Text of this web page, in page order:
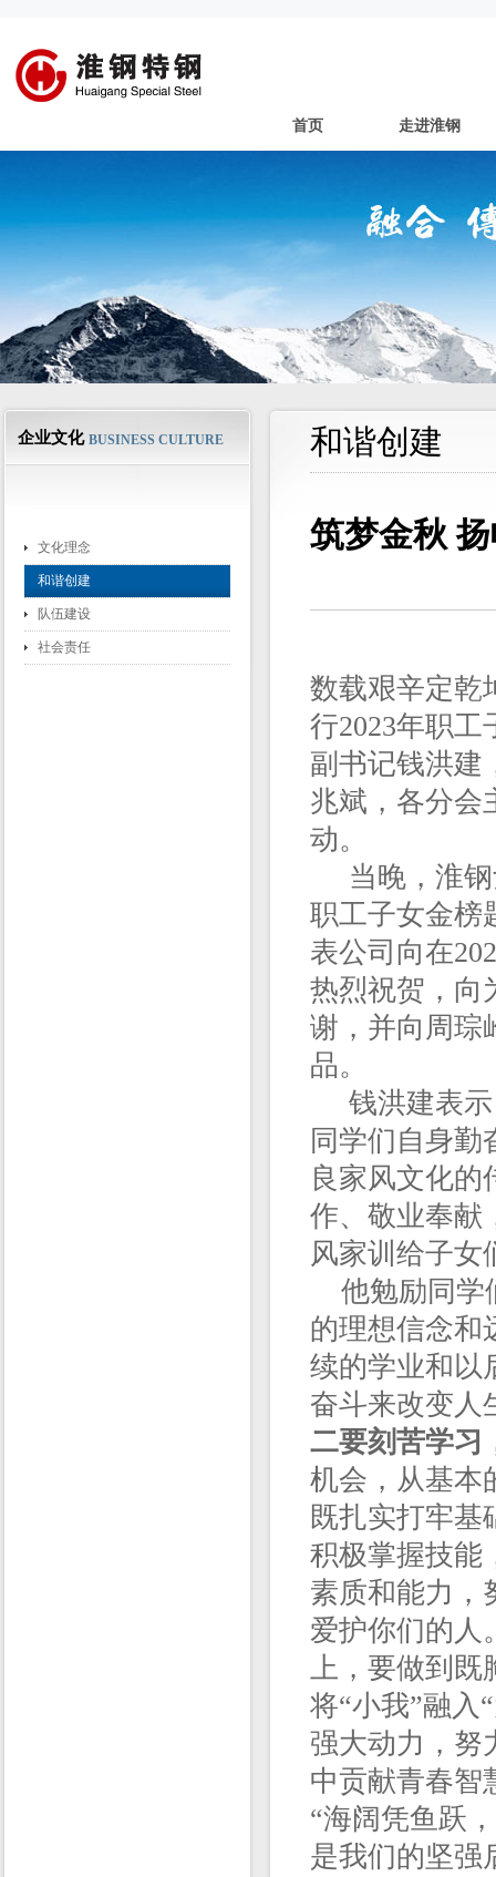
首页 走进淮钢
企业文化 BUSINESS CULTURE
文化理念
和谐创建
队伍建设
社会责任
和谐创建
筑梦金秋
数载艰辛定乾
行2023年职
副书记钱洪建
兆斌，各分会
动。
当晚，淮钢
职工子女金榜
表公司向在
热烈祝贺，向
谢，并向周琮
品。
钱洪建表示
同学们自身勤
良家风文化的
作、敬业奉献
风家训给子女
他勉励同学
的理想信念和
续的学业和以
奋斗来改变人
二要刻苦学习
机会，从基本
既扎实打牢基
积极掌握技能
素质和能力，
爱护你们的人
上，要做到既
将“小我”融入
强大动力，努
中贡献青春智
“海阔凭鱼跃
是我们的坚强